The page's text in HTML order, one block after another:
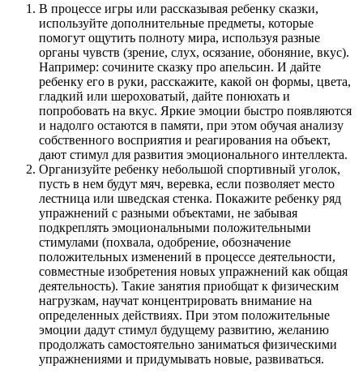
В процессе игры или рассказывая ребенку сказки,
используйте дополнительные предметы, которые
помогут ощутить полноту мира, используя разные
органы чувств (зрение, слух, осязание, обоняние, вкус).
Например: сочините сказку про апельсин. И дайте
ребенку его в руки, расскажите, какой он формы, цвета,
гладкий или шероховатый, дайте понюхать и
попробовать на вкус. Яркие эмоции быстро появляются
и надолго остаются в памяти, при этом обучая анализу
собственного восприятия и реагирования на объект,
дают стимул для развития эмоционального интеллекта.
Организуйте ребенку небольшой спортивный уголок,
пусть в нем будут мяч, веревка, если позволяет место
лестница или шведская стенка. Покажите ребенку ряд
упражнений с разными объектами, не забывая
подкреплять эмоциональными положительными
стимулами (похвала, одобрение, обозначение
положительных изменений в процессе деятельности,
совместные изобретения новых упражнений как общая
деятельность). Такие занятия приобщат к физическим
нагрузкам, научат концентрировать внимание на
определенных действиях. При этом положительные
эмоции дадут стимул будущему развитию, желанию
продолжать самостоятельно заниматься физическими
упражнениями и придумывать новые, развиваться.